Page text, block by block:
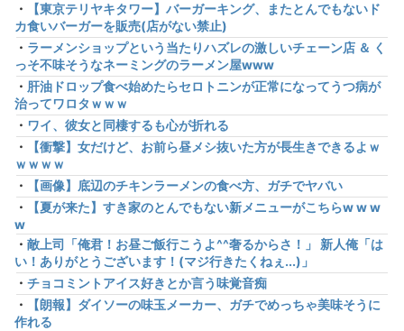
・
【東京テリヤキタワー】バーガーキング、またとんでもないド
カ食いバーガーを販売(店がない禁止)
・ ラーメンショップという当たりハズレの激しいチェーン店 ＆ く
っそ不味そうなネーミングのラーメン屋www
・ 肝油ドロップ食べ始めたらセロトニンが正常になってうつ病が
治ってワロタｗｗｗ
・ ワイ、彼女と同棲するも心が折れる
・
【衝撃】女だけど、お前ら昼メシ抜いた方が長生きできるよｗ
ｗｗｗｗ
・
【画像】底辺のチキンラーメンの食べ方、ガチでヤバい
・
【夏が来た】すき家のとんでもない新メニューがこちらw w w
w
・ 敵上司「俺君！お昼ご飯行こうよ^^奢るからさ！」 新人俺「は
い！ありがとうございます！(マジ行きたくねぇ...)」
・ チョコミントアイス好きとか言う味覚音痴
・
【朗報】ダイソーの味玉メーカー、ガチでめっちゃ美味そうに
作れる